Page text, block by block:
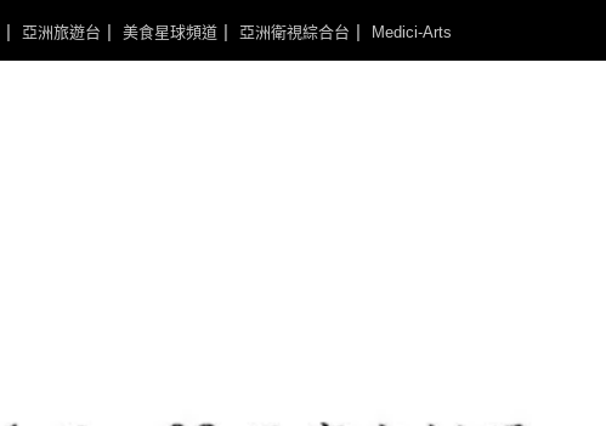
亞洲旅遊台 美食星球頻道 亞洲衛視綜合台 Medici-Arts